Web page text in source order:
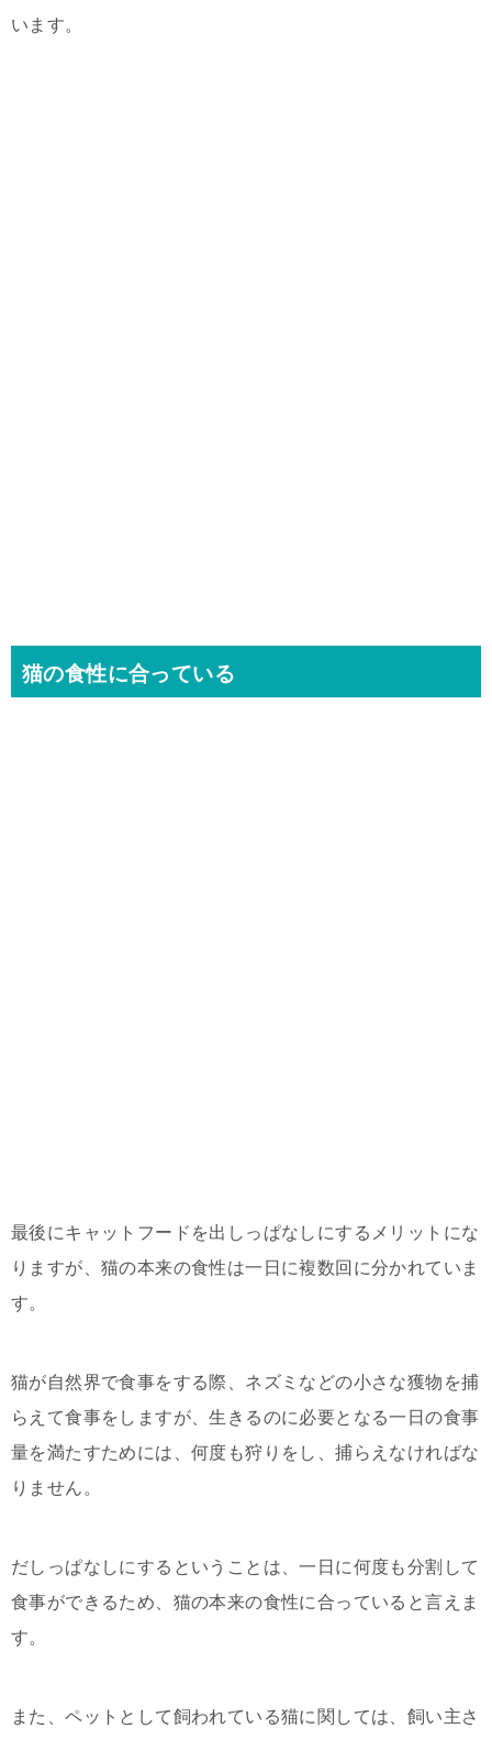
います。
猫の食性に合っている
最後にキャットフードを出しっぱなしにするメリットにな
りますが、猫の本来の食性は一日に複数回に分かれていま
す。
猫が自然界で食事をする際、ネズミなどの小さな獲物を捕
らえて食事をしますが、生きるのに必要となる一日の食事
量を満たすためには、何度も狩りをし、捕らえなければな
りません。
だしっぱなしにするということは、一日に何度も分割して
食事ができるため、猫の本来の食性に合っていると言えま
す。
また、ペットとして飼われている猫に関しては、飼い主さ